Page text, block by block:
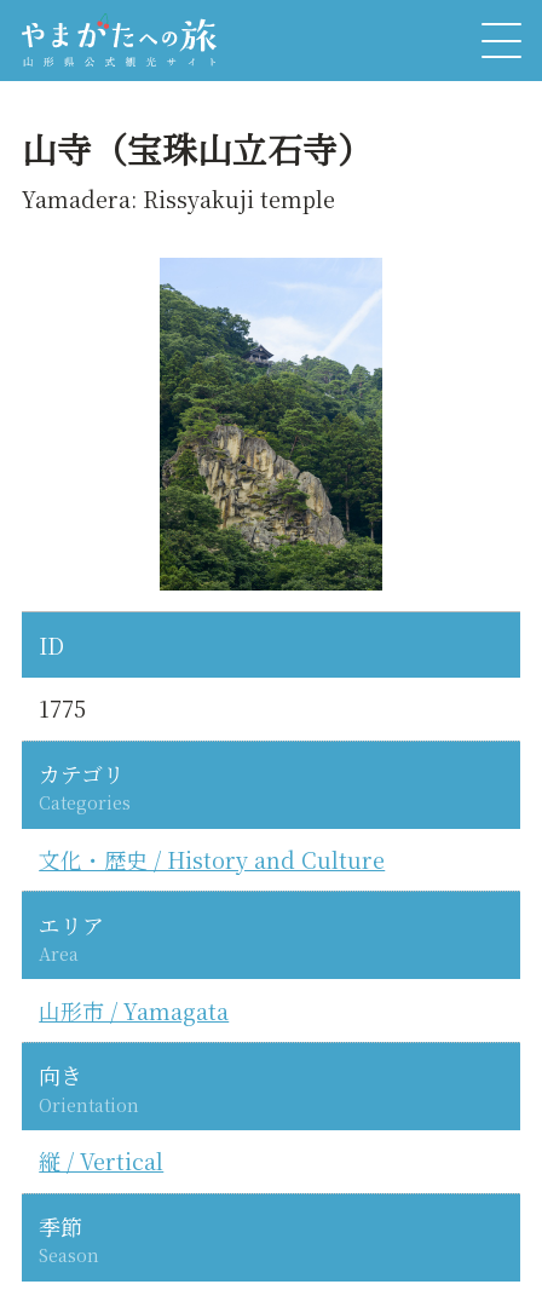
山寺（宝珠山立石寺）
Yamadera: Rissyakuji temple
ID
1775
カテゴリ
Categories
文化・歴史 / History and Culture
エリア
Area
山形市 / Yamagata
向き
Orientation
縦 / Vertical
季節
Season